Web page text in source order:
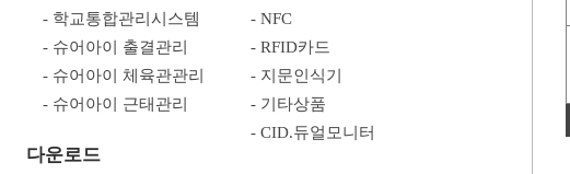
- 학교통합관리시스템
- 슈어아이 출결관리
- 슈어아이 체육관관리
- 슈어아이 근태관리
- NFC
- RFID카드
- 지문인식기
- 기타상품
- CID.듀얼모니터
다운로드